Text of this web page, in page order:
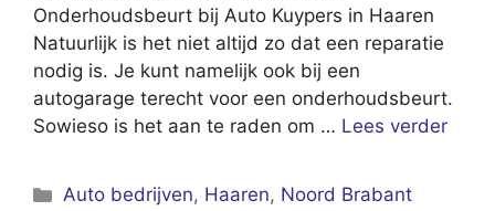
Onderhoudsbeurt bij Auto Kuypers in Haaren
Natuurlijk is het niet altijd zo dat een reparatie
nodig is. Je kunt namelijk ook bij een
autogarage terecht voor een onderhoudsbeurt.
Sowieso is het aan te raden om … Lees verder
Categorieën
Auto bedrijven, Haaren, Noord Brabant